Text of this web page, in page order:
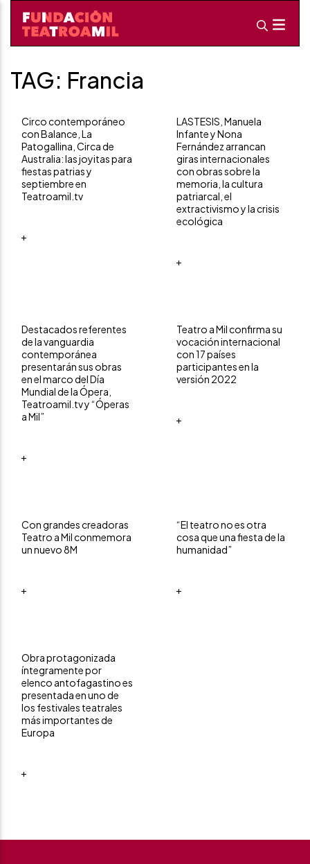
TAG: Francia
Circo contemporáneo
con Balance, La
Patogallina, Circa de
Australia: las joyitas para
fiestas patrias y
septiembre en
Teatroamil.tv
+
LASTESIS, Manuela
Infante y Nona
Fernández arrancan
giras internacionales
con obras sobre la
memoria, la cultura
patriarcal, el
extractivismo y la crisis
ecológica
+
Destacados referentes
de la vanguardia
contemporánea
presentarán sus obras
en el marco del Día
Mundial de la Ópera,
Teatroamil.tv y “Óperas
a Mil”
+
Teatro a Mil confirma su
vocación internacional
con 17 países
participantes en la
versión 2022
+
Con grandes creadoras
Teatro a Mil conmemora
un nuevo 8M
+
“El teatro no es otra
cosa que una fiesta de la
humanidad”
+
Obra protagonizada
íntegramente por
elenco antofagastino es
presentada en uno de
los festivales teatrales
más importantes de
Europa
+